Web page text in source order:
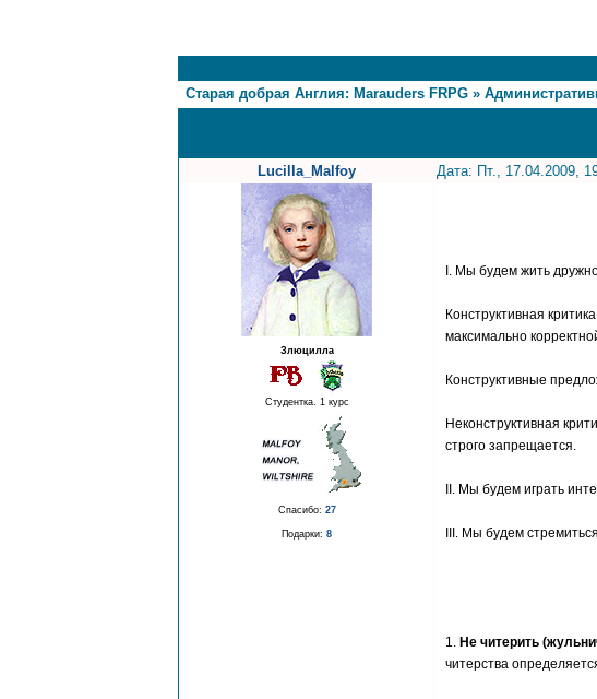
Старая добрая Англия: Marauders FRPG »
Lucilla_Malfoy Дата: Пт., 17.04.2009,
Злюцилла
Студентка. 1 курс
Спасибо: 27
Подарки: 8
I. Мы будем жить
Конструктивная
максимально
Конструктивные
Неконструктивная
строго запрещается.
II. Мы будем играть
III. Мы будем
1. Не читерить
читерства